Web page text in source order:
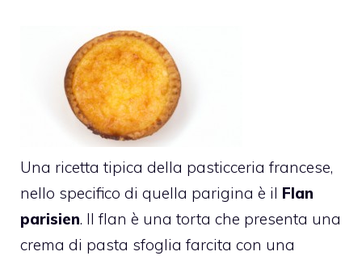
Una ricetta tipica della pasticceria francese,
nello specifico di quella parigina è il Flan
parisien. Il flan è una torta che presenta una
crema di pasta sfoglia farcita con una